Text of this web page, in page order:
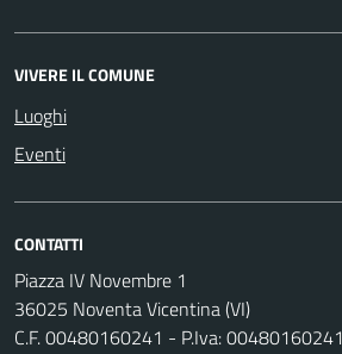
VIVERE IL COMUNE
Luoghi
Eventi
CONTATTI
Piazza IV Novembre 1
36025 Noventa Vicentina (VI)
C.F. 00480160241 - P.Iva: 00480160241